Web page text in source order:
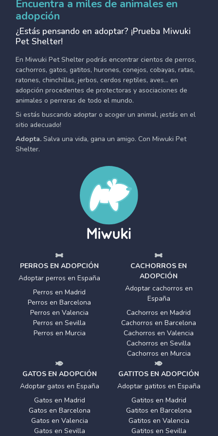
Encuentra a miles de animales en
adopción
¿Estás pensando en adoptar? ¡Prueba Miwuki
Pet Shelter!
En Miwuki Pet Shelter podrás encontrar cientos de perros,
cachorros, gatos, gatitos, hurones, conejos, cobayas, ratas,
ratones, chinchillas, jerbos, cerdos reptiles, aves... en
adopción procedentes de protectoras y asociaciones de
animales o perreras de todo el mundo.
Si estás buscando adoptar o acoger un animal, ¡estás en el
sitio adecuado!
Adopta. Salva una vida, gana un amigo. Con Miwuki Pet
Shelter.
PERROS EN ADOPCIÓN
Adoptar perros en España
Perros en Madrid
Perros en Barcelona
Perros en Valencia
Perros en Sevilla
Perros en Murcia
CACHORROS EN
ADOPCIÓN
Adoptar cachorros en
España
Cachorros en Madrid
Cachorros en Barcelona
Cachorros en Valencia
Cachorros en Sevilla
Cachorros en Murcia
GATOS EN ADOPCIÓN
Adoptar gatos en España
Gatos en Madrid
Gatos en Barcelona
Gatos en Valencia
Gatos en Sevilla
GATITOS EN ADOPCIÓN
Adoptar gatitos en España
Gatitos en Madrid
Gatitos en Barcelona
Gatitos en Valencia
Gatitos en Sevilla